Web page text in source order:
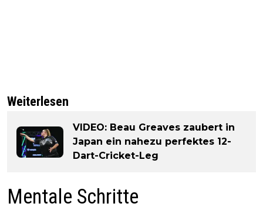
Weiterlesen
VIDEO: Beau Greaves zaubert in
Japan ein nahezu perfektes 12-
Dart-Cricket-Leg
Mentale Schritte